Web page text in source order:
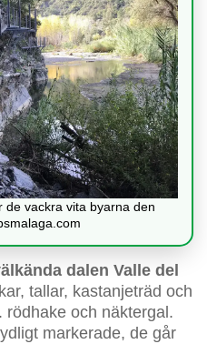
de vackra vita byarna den
dalen Valle del
tallar, kastanjeträd och
och näktergal.
markerade, de går